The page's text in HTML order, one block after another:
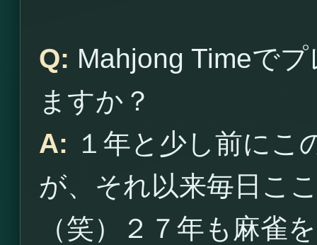
Q: Mahjong Timeで
ますか？
A: １年と少し前にこ
が、それ以来毎日こ
（笑）２７年も麻雀